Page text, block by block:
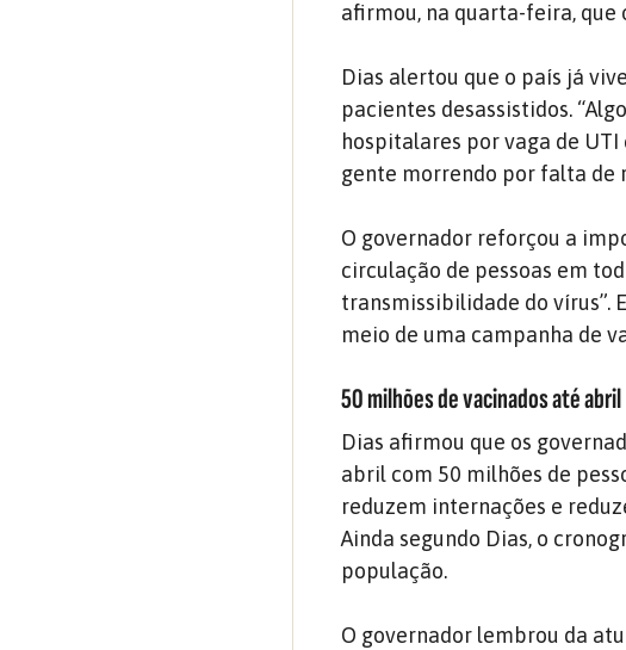
afirmou, na quarta-feira, que
Dias alertou que o país já
pacientes desassistidos.
hospitalares por vaga de
gente morrendo por falta de
O governador reforçou a
circulação de pessoas em
transmissibilidade do vírus”.
meio de uma campanha de
50 milhões de vacinados até abril
Dias afirmou que os
abril com 50 milhões de
reduzem internações e
Ainda segundo Dias, o
população.
O governador lembrou da